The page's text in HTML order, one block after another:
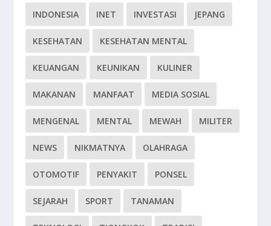
INDONESIA INET INVESTASI JEPANG
KESEHATAN KESEHATAN MENTAL
KEUANGAN KEUNIKAN KULINER
MAKANAN MANFAAT MEDIA SOSIAL
MENGENAL MENTAL MEWAH MILITER
NEWS NIKMATNYA OLAHRAGA
OTOMOTIF PENYAKIT PONSEL
SEJARAH SPORT TANAMAN